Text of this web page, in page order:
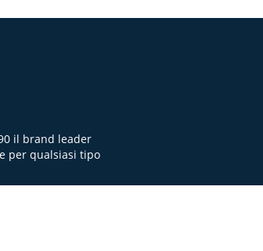
il brand leader
per qualsiasi tipo